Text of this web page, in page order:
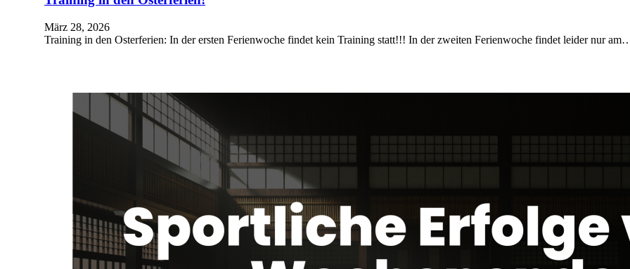
März 28, 2026
Training in den Osterferien: In der ersten Ferienwoche findet kein Training statt!!! In der zweiten Ferienwoche findet leider nur